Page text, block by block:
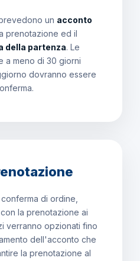
un acconto
prenotazione ed il
della partenza. Le
a meno di 30 giorni
dovranno essere
di ordine,
la prenotazione ai
verranno opzionati fino
dell'acconto che
la prenotazione al